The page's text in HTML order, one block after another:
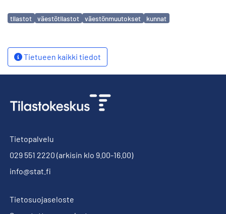
Avainsanat
tilastot väestötilastot väestönmuutokset kunnat
Tietueen kaikki tiedot
Tietopalvelu
029 551 2220 (arkisin klo 9.00-16.00)
info@stat.fi
Tietosuojaseloste